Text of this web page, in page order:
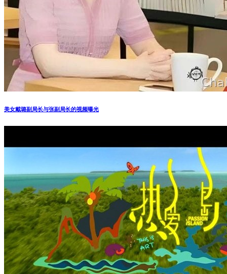
美女戴璐副局长与张副局长的视频曝光